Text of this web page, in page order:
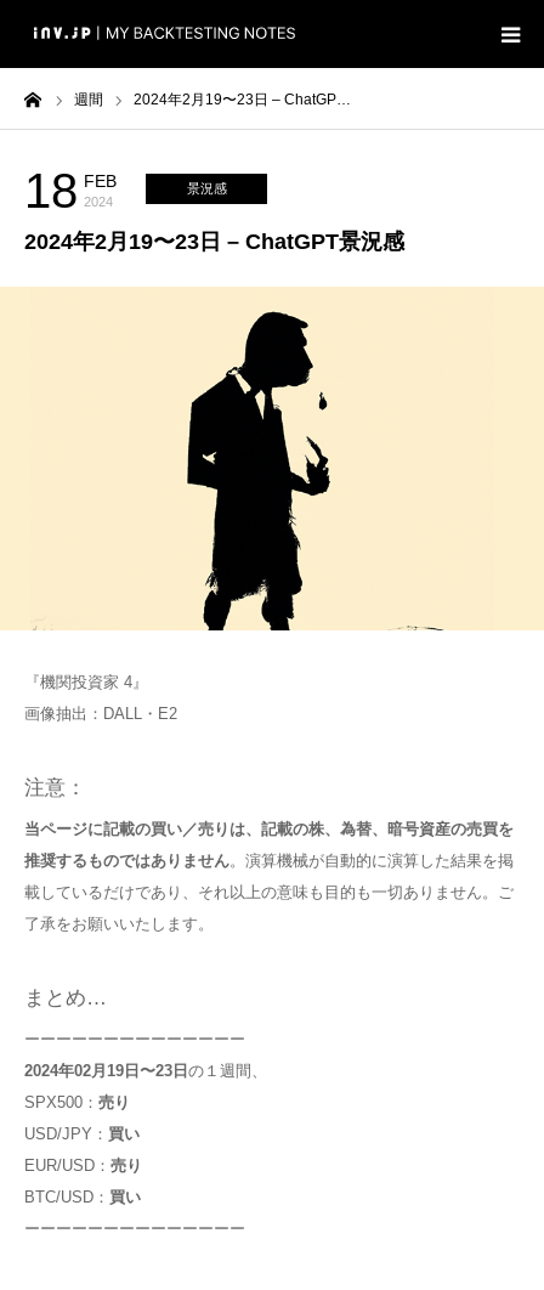
週間 2024年2月19〜23日 – ChatGP…
18 FEB
2024
景況感
2024年2月19〜23日 – ChatGPT景況感
『機関投資家 4』
画像抽出：DALL・E2
注意：
当ページに記載の買い／売りは、記載の株、為替、暗号資産の売買を
推奨するものではありません。演算機械が自動的に演算した結果を掲
載しているだけであり、それ以上の意味も目的も一切ありません。ご
了承をお願いいたします。
まとめ…
ーーーーーーーーーーーーーー
2024年02月19日〜23日 の１週間、
SPX500： 売り
USD/JPY： 買い
EUR/USD： 売り
BTC/USD： 買い
ーーーーーーーーーーーーーー
ホーム
検証
ブログ